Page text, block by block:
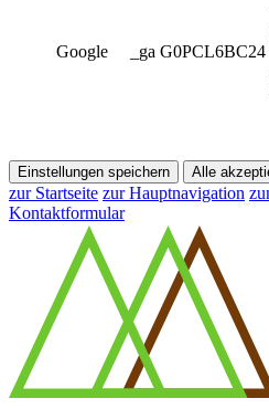
Google _ga G0PCL6BC24
Einstellungen speichern Alle
zur Startseite zur Hauptnavigation
Kontaktformular